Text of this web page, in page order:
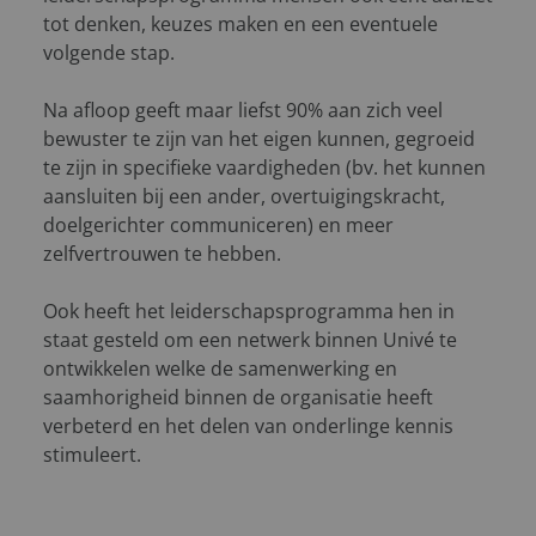
tot denken, keuzes maken en een eventuele
volgende stap.
Na afloop geeft maar liefst 90% aan zich veel
bewuster te zijn van het eigen kunnen, gegroeid
te zijn in specifieke vaardigheden (bv. het kunnen
aansluiten bij een ander, overtuigingskracht,
doelgerichter communiceren) en meer
zelfvertrouwen te hebben.
Ook heeft het leiderschapsprogramma hen in
staat gesteld om een netwerk binnen Univé te
ontwikkelen welke de samenwerking en
saamhorigheid binnen de organisatie heeft
verbeterd en het delen van onderlinge kennis
stimuleert.